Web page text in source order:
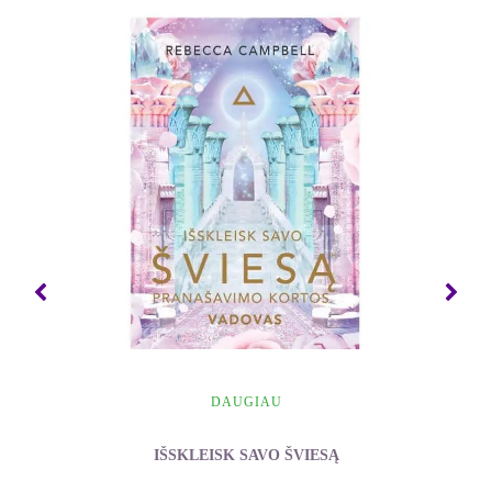
civilizacijų ir kultūrų istorija yra grįsta nedidelio
būrio pranašų veikla. Faktas toks, kad kas keli
šimtai ar tūkstančiai metų Dievas į Žemę atsiunčia
pranašą, ir tai yra Jo didelės meilės mums ženklas.
~ Ryuho Okawa
Ištrauka iš knygos
Stebuklas, kaip kiekvieną dieną padaryti
auksinę
Vieniems žmonės atrodo, kad šiame pasaulyje
trumpas. Kad ir koks būtų gyvenimas, jį atitinkamai
sekos pakeisti negalite, kaip ir negalite priversti
DAUGIAU
IŠSKLEISK SAVO ŠVIESĄ